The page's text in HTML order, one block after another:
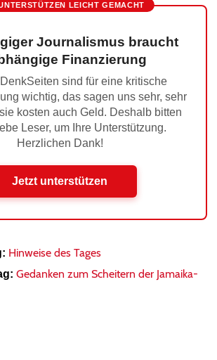
LEICHT GEMACHT
Journalismus braucht
Finanzierung
sind für eine kritische
wichtig, das sagen uns sehr, sehr
kosten auch Geld. Deshalb bitten
Leser, um Ihre Unterstützung.
Herzlichen Dank!
Jetzt unterstützen
Hinweise des Tages
Gedanken zum Scheitern der Jamaika-